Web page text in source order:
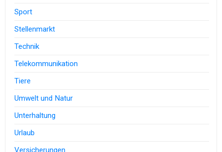
Sport
Stellenmarkt
Technik
Telekommunikation
Tiere
Umwelt und Natur
Unterhaltung
Urlaub
Versicherungen